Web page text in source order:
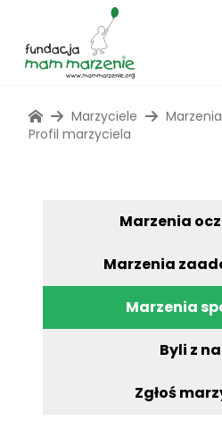
Marzyciele
Profil marzyciela
Marzenia
Marzenia
Marzenia
Byli z
Zgłoś